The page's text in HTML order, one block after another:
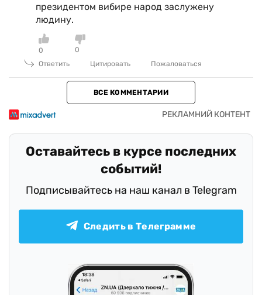
президентом вибире народ заслужену
людину.
0
0
Ответить
Цитировать Пожаловаться
ВСЕ КОММЕНТАРИИ
Оставайтесь в курсе последних
событий!
Подписывайтесь на наш канал в Telegram
Следить в Телеграмме